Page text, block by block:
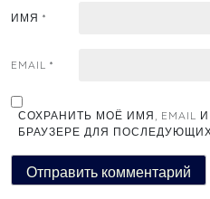
ИМЯ *
EMAIL *
СОХРАНИТЬ МОЁ ИМЯ, EMAIL
БРАУЗЕРЕ ДЛЯ